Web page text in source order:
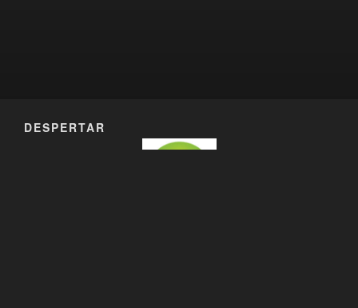
DESPERTAR